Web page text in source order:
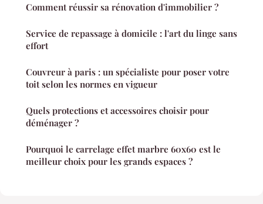
Comment réussir sa rénovation d'immobilier ?
Service de repassage à domicile : l'art du linge sans
effort
Couvreur à paris : un spécialiste pour poser votre
toit selon les normes en vigueur
Quels protections et accessoires choisir pour
déménager ?
Pourquoi le carrelage effet marbre 60x60 est le
meilleur choix pour les grands espaces ?